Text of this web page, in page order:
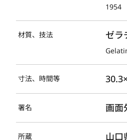
1954
材質、技法 ゼラ
寸法、時間等
署名 画面
所蔵 山口